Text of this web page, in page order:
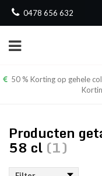
0478 656 632
50 % Korting op gehele
Producten
58 cl (1)